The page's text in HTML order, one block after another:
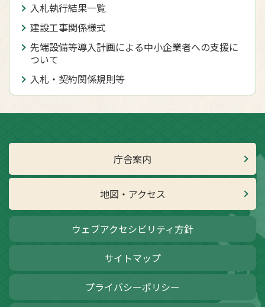
入札執行結果一覧
建設工事関係様式
先端設備等導入計画による中小企業者への支援に
ついて
入札・契約関係規則等
庁舎案内
地図・アクセス
ウェブアクセシビリティ方針
サイトマップ
プライバシーポリシー